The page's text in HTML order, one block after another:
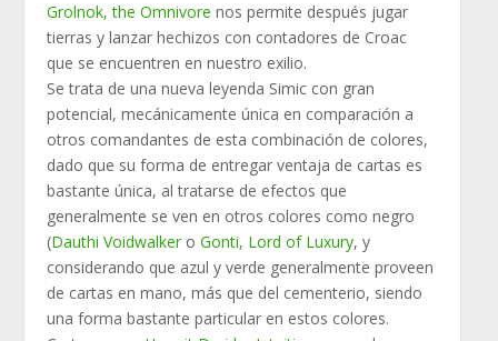
Grolnok, the Omnivore nos permite después jugar
tierras y lanzar hechizos con contadores de Croac
que se encuentren en nuestro exilio.
Se trata de una nueva leyenda Simic con gran
potencial, mecánicamente única en comparación a
otros comandantes de esta combinación de colores,
dado que su forma de entregar ventaja de cartas es
bastante única, al tratarse de efectos que
generalmente se ven en otros colores como negro
(Dauthi Voidwalker oGonti, Lord of Luxury, y
considerando que azul y verde generalmente proveen
de cartas en mano, más que del cementerio, siendo
una forma bastante particular en estos colores.